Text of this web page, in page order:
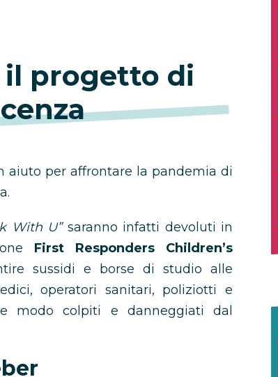
progetto di
aiuto per affrontare la pandemia di
With U”saranno infatti devoluti in
First Responders Children’s
sussidi e borse di studio alle
operatori sanitari, poliziotti e
modo colpiti e danneggiati dal